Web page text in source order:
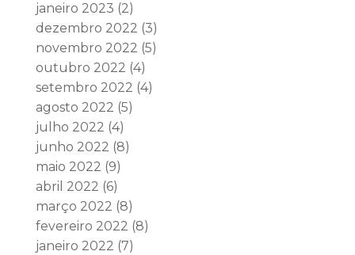
janeiro 2023 (2)
dezembro 2022 (3)
novembro 2022 (5)
outubro 2022 (4)
setembro 2022 (4)
agosto 2022 (5)
julho 2022 (4)
junho 2022 (8)
maio 2022 (9)
abril 2022 (6)
março 2022 (8)
fevereiro 2022 (8)
janeiro 2022 (7)